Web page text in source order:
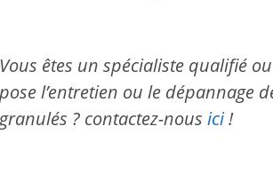
Vous êtes un spécialiste qualifié
pose l’entretien ou le dépannage
granulés ? contactez-nousici!